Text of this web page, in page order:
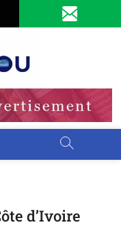
d’Ivoire